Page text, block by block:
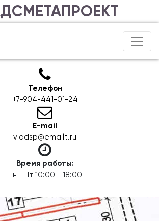
Телефон
+7-904-441-01-24
E-mail
vladsp@emailt.ru
Время работы:
Пн - Пт 10:00 - 18:00